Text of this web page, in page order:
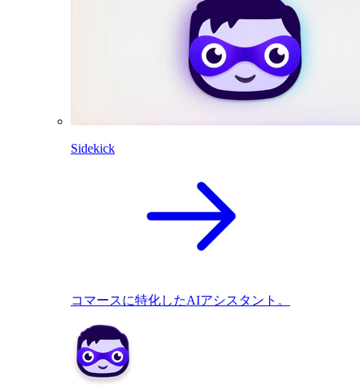
Sidekick
コマースに特化したAIアシスタント。